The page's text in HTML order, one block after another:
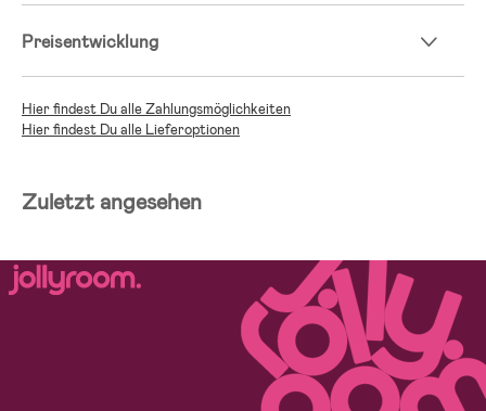
Preisentwicklung
Hier findest Du alle Zahlungsmöglichkeiten
Hier findest Du alle Lieferoptionen
Zuletzt angesehen